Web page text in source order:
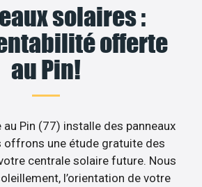
solaires :
offerte
au Pin!
Pin (77) installe des panneaux
offrons une étude gratuite des
centrale solaire future. Nous
l’orientation de votre